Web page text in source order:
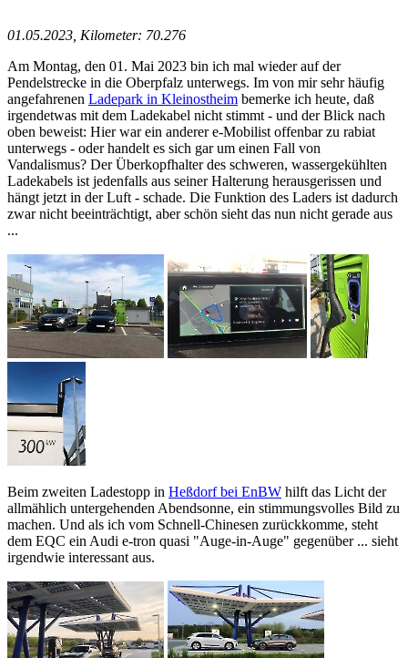
01.05.2023, Kilometer: 70.276
Am Montag, den 01. Mai 2023 bin ich mal wieder auf der
Pendelstrecke in die Oberpfalz unterwegs. Im von mir sehr häufig
angefahrenen Ladepark in Kleinostheim bemerke ich heute, daß
irgendetwas mit dem Ladekabel nicht stimmt - und der Blick nach
oben beweist: Hier war ein anderer e-Mobilist offenbar zu rabiat
unterwegs - oder handelt es sich gar um einen Fall von
Vandalismus? Der Überkopfhalter des schweren, wassergekühlten
Ladekabels ist jedenfalls aus seiner Halterung herausgerissen und
hängt jetzt in der Luft - schade. Die Funktion des Laders ist dadurch
zwar nicht beeinträchtigt, aber schön sieht das nun nicht gerade aus
...
Beim zweiten Ladestopp in Heßdorf bei EnBW hilft das Licht der
allmählich untergehenden Abendsonne, ein stimmungsvolles Bild zu
machen. Und als ich vom Schnell-Chinesen zurückkomme, steht
dem EQC ein Audi e-tron quasi "Auge-in-Auge" gegenüber ... sieht
irgendwie interessant aus.